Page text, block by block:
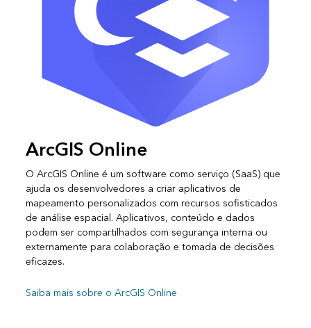
ArcGIS Online
O ArcGIS Online é um software como serviço (SaaS) que
ajuda os desenvolvedores a criar aplicativos de
mapeamento personalizados com recursos sofisticados
de análise espacial. Aplicativos, conteúdo e dados
podem ser compartilhados com segurança interna ou
externamente para colaboração e tomada de decisões
eficazes.
Saiba mais sobre o ArcGIS Online